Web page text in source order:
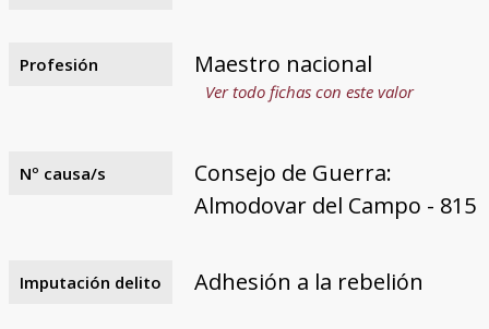
Profesión Maestro nacional
Ver todo fichas con este valor
Nº causa/s
Consejo de Guerra:
Almodovar del Campo - 815
Imputación delito Adhesión a la rebelión